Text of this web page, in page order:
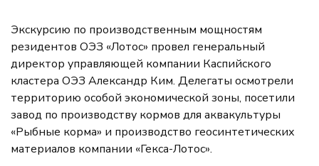
Экскурсию по производственным мощностям
резидентов ОЭЗ «Лотос» провел генеральный
директор управляющей компании Каспийского
кластера ОЭЗ Александр Ким. Делегаты осмотрели
территорию особой экономической зоны, посетили
завод по производству кормов для аквакультуры
«Рыбные корма» и производство геосинтетических
материалов компании «Гекса-Лотос».